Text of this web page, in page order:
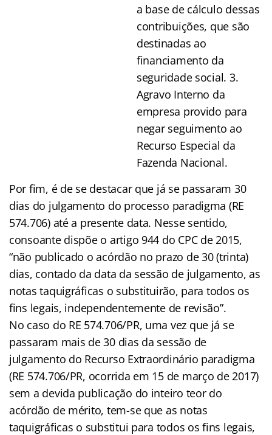
a base de cálculo dessas
contribuições, que são
destinadas ao
financiamento da
seguridade social. 3.
Agravo Interno da
empresa provido para
negar seguimento ao
Recurso Especial da
Fazenda Nacional.
Por fim, é de se destacar que já se passaram 30
dias do julgamento do processo paradigma (RE
574.706) até a presente data. Nesse sentido,
consoante dispõe o artigo 944 do CPC de 2015,
“não publicado o acórdão no prazo de 30 (trinta)
dias, contado da data da sessão de julgamento, as
notas taquigráficas o substituirão, para todos os
fins legais, independentemente de revisão”.
No caso do RE 574.706/PR, uma vez que já se
passaram mais de 30 dias da sessão de
julgamento do Recurso Extraordinário paradigma
(RE 574.706/PR, ocorrida em 15 de março de 2017)
sem a devida publicação do inteiro teor do
acórdão de mérito, tem-se que as notas
taquigráficas o substitui para todos os fins legais,